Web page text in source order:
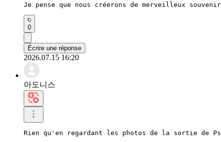
Je pense que nous créerons de merveilleux
0
Écrire une réponse
2026.07.15 16:20
아도니스
Rien qu'en regardant les photos de la sortie de